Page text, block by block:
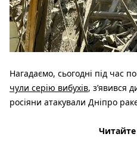
Нагадаємо, сьогодні під час
чули серію вибухів, з’явився
росіяни атакували Дніпро